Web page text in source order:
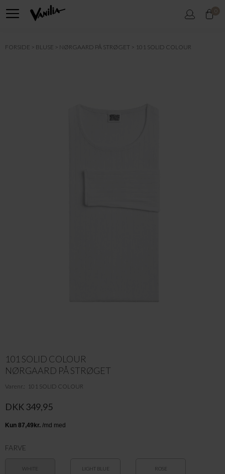
0
FORSIDE BLUSE NØRGAARD PÅ STRØGET 101 SOLID COLOUR
101 SOLID COLOUR
NØRGAARD PÅ STRØGET
Varenr. 101 SOLID COLOUR
DKK 349,95
FARVE
WHITE LIGHT BLUE ROSE